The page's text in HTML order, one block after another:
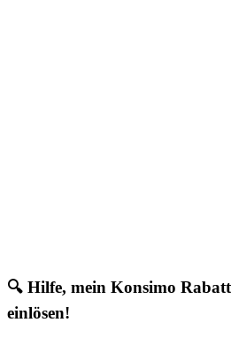
🔍 Hilfe, mein Konsimo
einlösen!